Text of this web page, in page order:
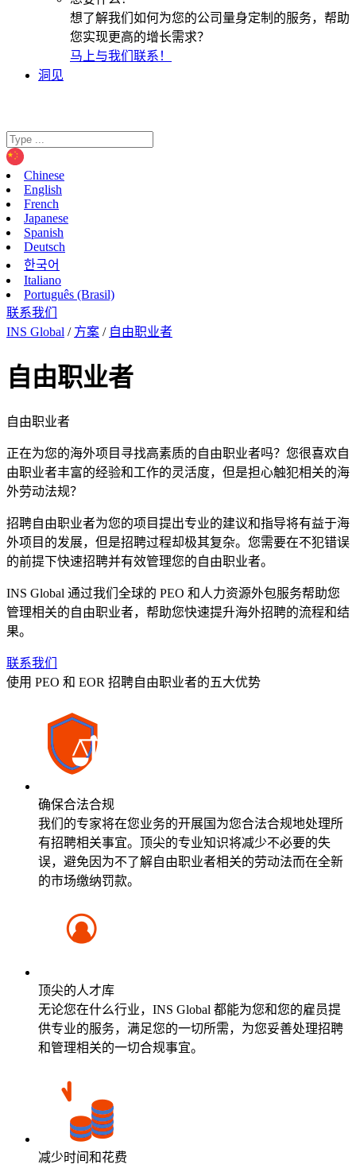
想了解我们如何为您的公司量身定制的服务，帮助
您实现更高的增长需求？
马上与我们联系！
洞见
Chinese
English
French
Japanese
Spanish
Deutsch
한국어
Italiano
Português (Brasil)
联系我们
INS Global / 方案 / 自由职业者
自由职业者
自由职业者
正在为您的海外项目寻找高素质的自由职业者吗？您很喜欢自
由职业者丰富的经验和工作的灵活度，但是担心触犯相关的海
外劳动法规？
招聘自由职业者为您的项目提出专业的建议和指导将有益于海
外项目的发展，但是招聘过程却极其复杂。您需要在不犯错误
的前提下快速招聘并有效管理您的自由职业者。
INS Global 通过我们全球的 PEO 和人力资源外包服务帮助您
管理相关的自由职业者，帮助您快速提升海外招聘的流程和结
果。
联系我们
使用 PEO 和 EOR 招聘自由职业者的五大优势
确保合法合规
我们的专家将在您业务的开展国为您合法合规地处理所
有招聘相关事宜。顶尖的专业知识将减少不必要的失
误，避免因为不了解自由职业者相关的劳动法而在全新
的市场缴纳罚款。
顶尖的人才库
无论您在什么行业，INS Global 都能为您和您的雇员提
供专业的服务，满足您的一切所需，为您妥善处理招聘
和管理相关的一切合规事宜。
减少时间和花费